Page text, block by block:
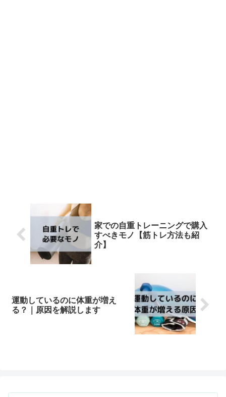
家での自重トレーニングで購入
すべきモノ【筋トレ方法も紹
介】
運動しているのに体重が増え
る？｜原因を解説します